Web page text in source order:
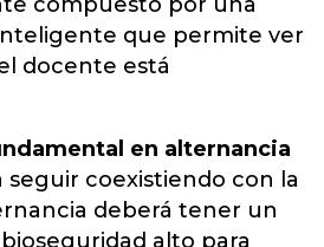
que permite ver
docente está
en alternancia
seguir coexistiendo con la
deberá tener un
alto para